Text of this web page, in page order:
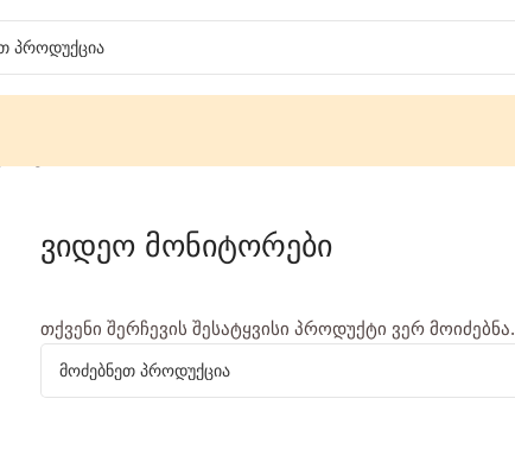
ვიდეო მონიტორები
თქვენი შერჩევის შესატყვისი პროდუქტი ვერ მოიძებნა.